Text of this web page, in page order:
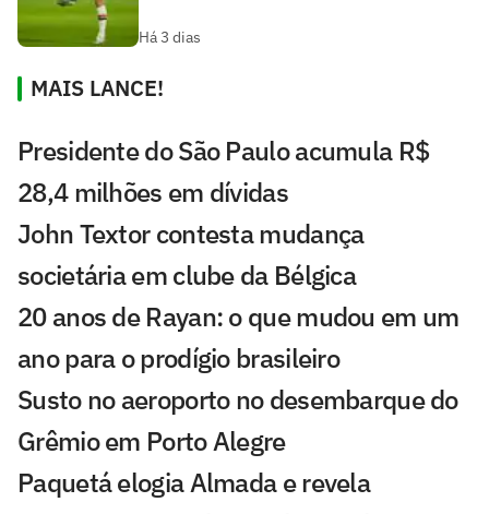
Há 3 dias
MAIS LANCE!
Presidente do São Paulo acumula R$
28,4 milhões em dívidas
John Textor contesta mudança
societária em clube da Bélgica
20 anos de Rayan: o que mudou em um
ano para o prodígio brasileiro
Susto no aeroporto no desembarque do
Grêmio em Porto Alegre
Paquetá elogia Almada e revela